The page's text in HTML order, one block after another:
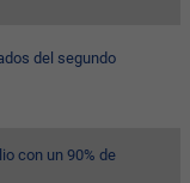
del segundo
con un 90% de